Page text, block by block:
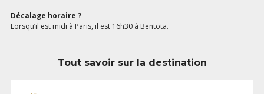
Décalage horaire ?
Lorsqu’il est midi à Paris, il est 16h30 à Bentota.
Tout savoir sur la destination